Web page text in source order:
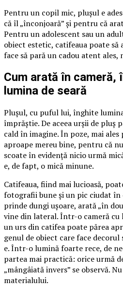
Pentru un copil mic, plușul e
că îl „înconjoară” și pentru că
Pentru un adolescent sau un
obiect estetic, catifeaua poate să
face să pară un cadou atent ales,
Cum arată în cameră,
lumina de seară
Plușul, cu puful lui, înghite
împrăștie. De aceea urșii de pluș
cald în imagine. În poze, mai
aproape mereu bine, pentru că
scoate în evidență nicio urmă
e, de fapt, o mică minune.
Catifeaua, fiind mai lucioasă,
fotografii bune și un pic ciudat în
prinde dungi ușoare, arată „în
vine din lateral. Într-o cameră cu
un urs din catifea poate părea
genul de obiect care face decorul
e. Într-o lumină foarte rece, de
partea mai practică: orice urmă
„mângâiată invers” se observă.
materialului.